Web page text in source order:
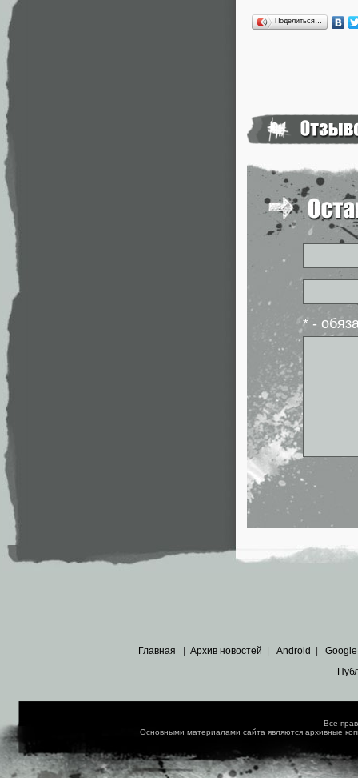
Поделиться…
* -
Главная | Архив новостей | Android | Google
Все
Основными материалами сайта являются архивные